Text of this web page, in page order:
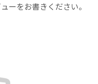
ーをお書きください。